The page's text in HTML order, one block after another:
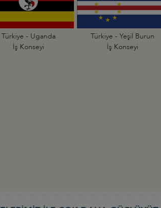
Türkiye - Uganda
İş Konseyi
Türkiye - Yeşil Burun
İş Konseyi